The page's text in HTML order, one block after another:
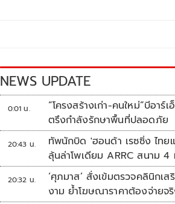
NEWS UPDATE
0:01 น.
“โครงสร้างเก่า-คนใหม่”บีอาร์เอ็
ตรึงกำลังรักษาพื้นที่ปลอดภัย
20:43 น.
ทัพนักบิด 'ฮอนด้า เรซซิ่ง ไทย
ลุ้นล่าโพเดียม ARRC สนาม 4
กา
20:32 น.
‘ศุภมาส’ สั่งเข้มตรวจคลินิกเส
งาม ย้ำโฆษณาราคาต้องจ่ายจ